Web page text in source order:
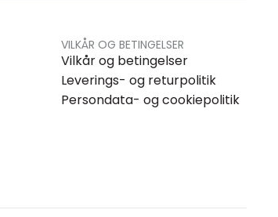
VILKÅR OG BETINGELSER
Vilkår og betingelser
Leverings- og returpolitik
Persondata- og cookiepolitik